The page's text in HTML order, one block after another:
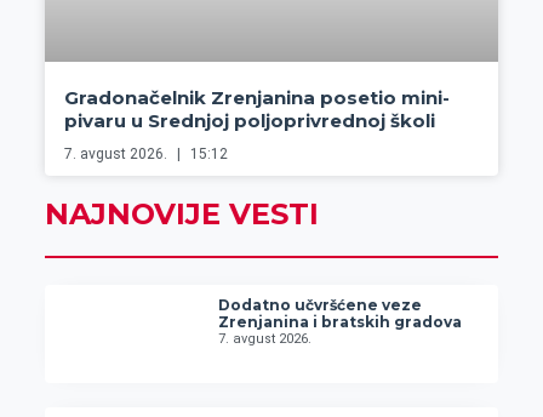
Gradonačelnik Zrenjanina posetio mini-
pivaru u Srednjoj poljoprivrednoj školi
7. avgust 2026. 15:12
NAJNOVIJE VESTI
Dodatno učvršćene veze
Zrenjanina i bratskih gradova
7. avgust 2026.